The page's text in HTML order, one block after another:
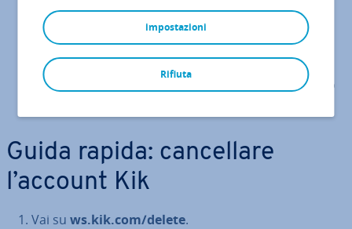
Vai suws.kik.com/deac­ti­va­te.
Inserisci l’indirizzo e-mail che hai uti­liz­za­to al
momento della re­gi­stra­zio­ne.
Fai clic su “
Fai clic sul link di di­sat­ti­va­zio­ne che ti è stato inviato
Guida rapida: can­cel­la­re
l’account Kik
Vai su ws.kik.com/delete.
Rifiuta
impostazioni